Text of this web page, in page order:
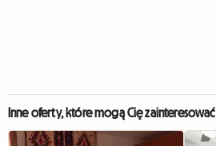
Inne oferty, które mogą Cię zainteresować